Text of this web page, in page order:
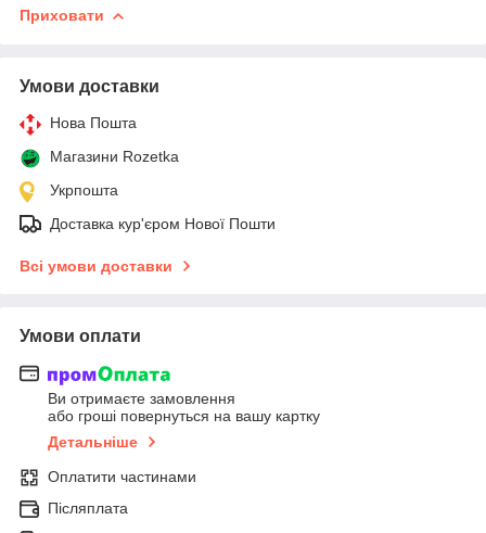
Приховати
Умови доставки
Нова Пошта
Магазини Rozetka
Укрпошта
Доставка кур'єром Нової Пошти
Всі умови доставки
Умови оплати
Ви отримаєте замовлення
або гроші повернуться на вашу картку
Детальніше
Оплатити частинами
Післяплата